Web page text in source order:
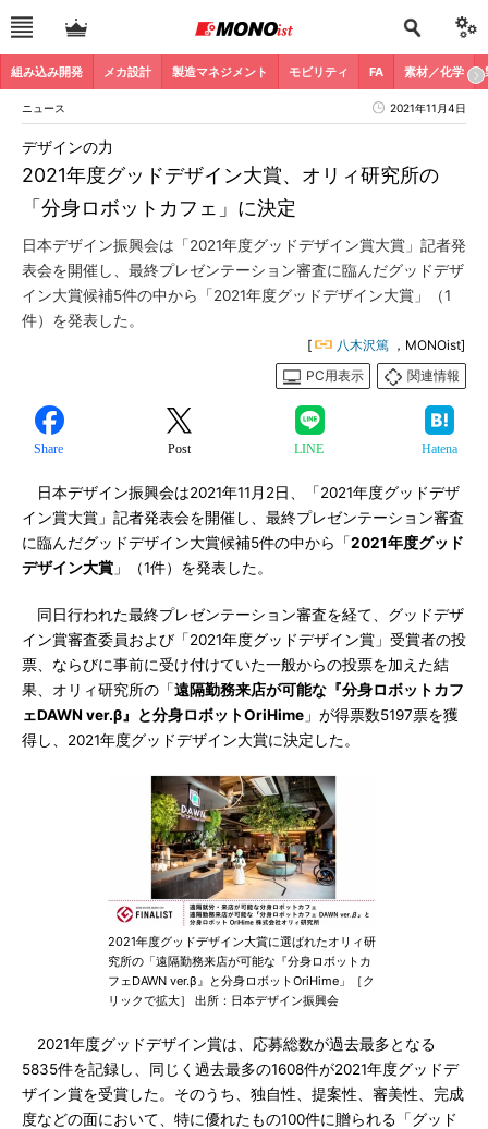
組み込み開発 メカ設計 製造マネジメント モビリティ FA 素材／化学
ニュース 2021年11月4日
2021年度グッドデザイン大賞、オリィ研究所の
「分身ロボットカフェ」に決定
デザインの力
日本デザイン振興会は「2021年度グッドデザイン賞大賞」記者発
表会を開催し、最終プレゼンテーション審査に臨んだグッドデザ
イン大賞候補5件の中から「2021年度グッドデザイン大賞」（1
件）を発表した。
[ 八木沢篤 ，MONOist]
PC用表示
関連情報
Share Post LINE Hatena
日本デザイン振興会は2021年11月2日、「2021年度グッドデザ
イン賞大賞」記者発表会を開催し、最終プレゼンテーション審査
に臨んだグッドデザイン大賞候補5件の中から「2021年度グッド
デザイン大賞 」（1件）を発表した。
同日行われた最終プレゼンテーション審査を経て、グッドデザ
イン賞審査委員および「2021年度グッドデザイン賞」受賞者の投
票、ならびに事前に受け付けていた一般からの投票を加えた結
果、オリィ研究所の「遠隔勤務来店が可能な『分身ロボットカフ
ェDAWN ver.β』と分身ロボットOriHime 」が得票数5197票を獲
得し、2021年度グッドデザイン大賞に決定した。
2021年度グッドデザイン大賞に選ばれたオリィ研
究所の「遠隔勤務来店が可能な『分身ロボットカ
フェDAWN ver.β』と分身ロボットOriHime」［ク
リックで拡大］ 出所：日本デザイン振興会
2021年度グッドデザイン賞は、応募総数が過去最多となる
5835件を記録し、同じく過去最多の1608件が2021年度グッドデ
ザイン賞を受賞した。そのうち、独自性、提案性、審美性、完成
度などの面において、特に優れたもの100件に贈られる「グッド